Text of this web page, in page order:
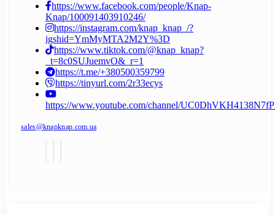
https://www.facebook.com/people/Knap-
Knap/100091403910246/
https://instagram.com/knap_knap_/?
igshid=YmMyMTA2M2Y%3D
https://www.tiktok.com/@knap_knap?
_t=8c0SUJuemvO&_r=1
https://t.me/+380500359799
https://tinyurl.com/2r33ecys
https://www.youtube.com/channel/
sales@knapknap.com.ua